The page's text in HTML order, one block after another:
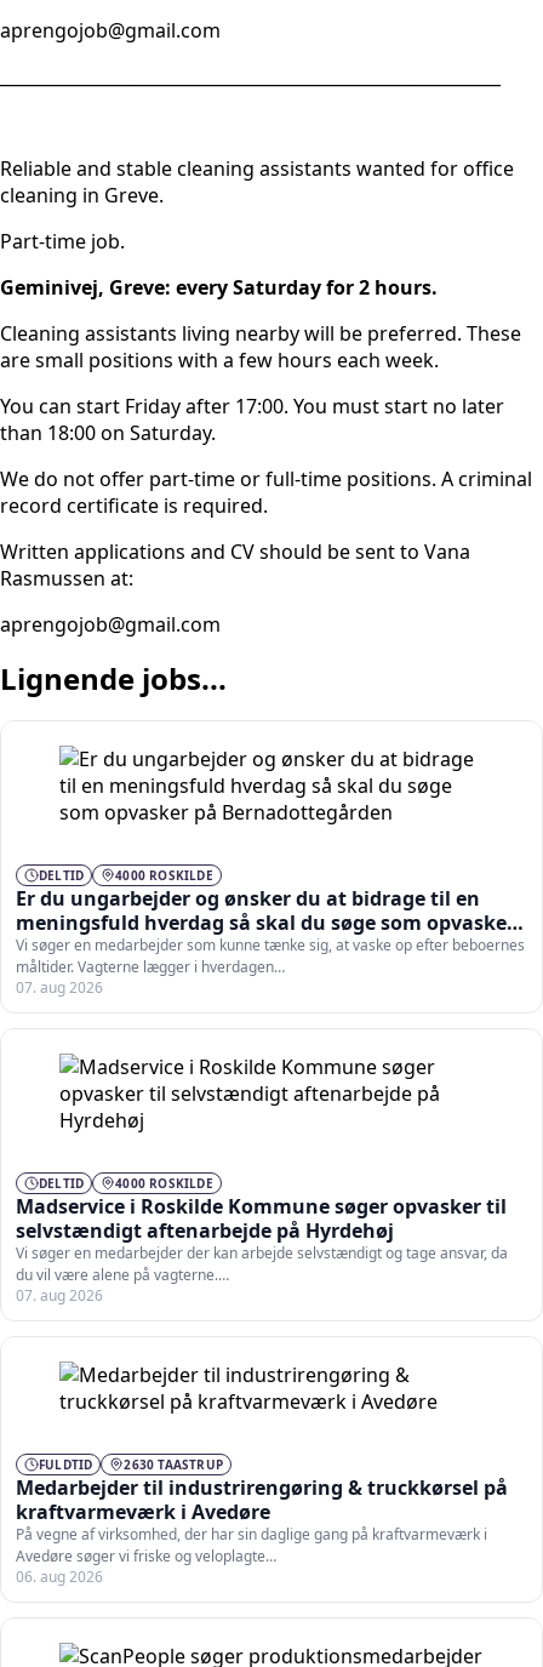
aprengojob@gmail.com
Reliable and stable cleaning assistants wanted for office
cleaning in Greve.
Part-time job.
Geminivej, Greve: every Saturday for 2 hours.
Cleaning assistants living nearby will be preferred. These
are small positions with a few hours each week.
You can start Friday after 17:00. You must start no later
than 18:00 on Saturday.
We do not offer part-time or full-time positions. A criminal
record certificate is required.
Written applications and CV should be sent to Vana
Rasmussen at:
aprengojob@gmail.com
Lignende jobs...
DELTID 4000 ROSKILDE
Er du ungarbejder og ønsker du at bidrage til en
meningsfuld hverdag så skal du søge som opvasker
på Bernadottegården
Vi søger en medarbejder som kunne tænke sig, at vaske op efter beboernes
måltider. Vagterne lægger i hverdagen…
07. aug 2026
DELTID 4000 ROSKILDE
Madservice i Roskilde Kommune søger opvasker til
selvstændigt aftenarbejde på Hyrdehøj
Vi søger en medarbejder der kan arbejde selvstændigt og tage ansvar, da
du vil være alene på vagterne.…
07. aug 2026
FULDTID 2630 TAASTRUP
Medarbejder til industrirengøring & truckkørsel på
kraftvarmeværk i Avedøre
På vegne af virksomhed, der har sin daglige gang på kraftvarmeværk i
Avedøre søger vi friske og veloplagte…
06. aug 2026